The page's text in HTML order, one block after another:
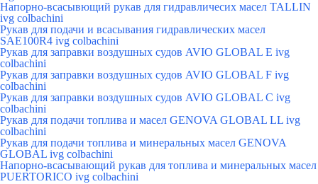
Напорно-всасывющий рукав для гидравличесих масел TALLIN
ivg colbachini
Рукав для подачи и всасывания гидравлических масел
SAE100R4 ivg colbachini
Рукав для заправки воздушных судов AVIO GLOBAL E ivg
colbachini
Рукав для заправки воздушных судов AVIO GLOBAL F ivg
colbachini
Рукав для заправки воздушных судов AVIO GLOBAL C ivg
colbachini
Рукав для подачи топлива и масел GENOVA GLOBAL LL ivg
colbachini
Рукав для подачи топлива и минеральных масел GENOVA
GLOBAL ivg colbachini
Напорно-всасывающий рукав для топлива и минеральных масел
PUERTORICO ivg colbachini